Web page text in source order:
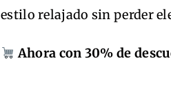
estilo relajado sin perder
Ahora con 30% de